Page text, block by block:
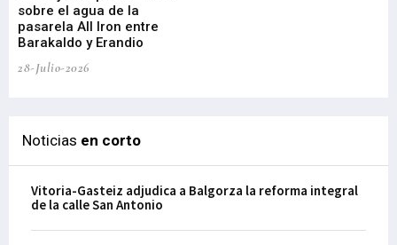
sobre el agua de la
pasarela All Iron entre
Barakaldo y Erandio
28-Julio-2026
Noticias en corto
Vitoria-Gasteiz adjudica a Balgorza la reforma integral
de la calle San Antonio